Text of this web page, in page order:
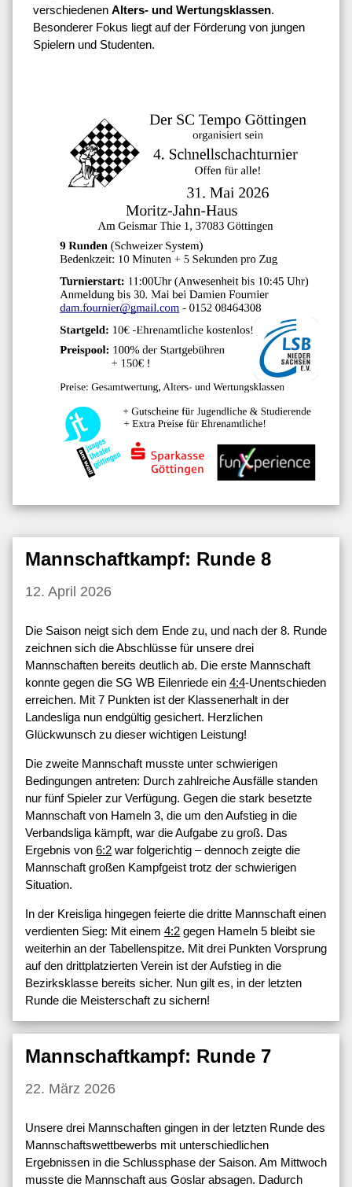
verschiedenen Alters- und Wertungsklassen.
Besonderer Fokus liegt auf der Förderung von jungen
Spielern und Studenten.
Mannschaftkampf: Runde 8
12. April 2026
Die Saison neigt sich dem Ende zu, und nach der 8. Runde
zeichnen sich die Abschlüsse für unsere drei
Mannschaften bereits deutlich ab. Die erste Mannschaft
konnte gegen die SG WB Eilenriede ein 4:4-Unentschieden
erreichen. Mit 7 Punkten ist der Klassenerhalt in der
Landesliga nun endgültig gesichert. Herzlichen
Glückwunsch zu dieser wichtigen Leistung!
Die zweite Mannschaft musste unter schwierigen
Bedingungen antreten: Durch zahlreiche Ausfälle standen
nur fünf Spieler zur Verfügung. Gegen die stark besetzte
Mannschaft von Hameln 3, die um den Aufstieg in die
Verbandsliga kämpft, war die Aufgabe zu groß. Das
Ergebnis von 6:2 war folgerichtig – dennoch zeigte die
Mannschaft großen Kampfgeist trotz der schwierigen
Situation.
In der Kreisliga hingegen feierte die dritte Mannschaft einen
verdienten Sieg: Mit einem 4:2 gegen Hameln 5 bleibt sie
weiterhin an der Tabellenspitze. Mit drei Punkten Vorsprung
auf den drittplatzierten Verein ist der Aufstieg in die
Bezirksklasse bereits sicher. Nun gilt es, in der letzten
Runde die Meisterschaft zu sichern!
Mannschaftkampf: Runde 7
22. März 2026
Unsere drei Mannschaften gingen in der letzten Runde des
Mannschaftswettbewerbs mit unterschiedlichen
Ergebnissen in die Schlussphase der Saison. Am Mittwoch
musste die Mannschaft aus Goslar absagen. Dadurch